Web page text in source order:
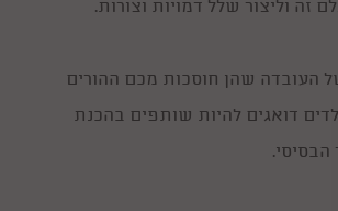
זה וליצור שלל דמויות וצורות.
העובדה שהן חוסכות מכם ההורים
דואגים להיות שותפים בהכנת
הבסיסי.